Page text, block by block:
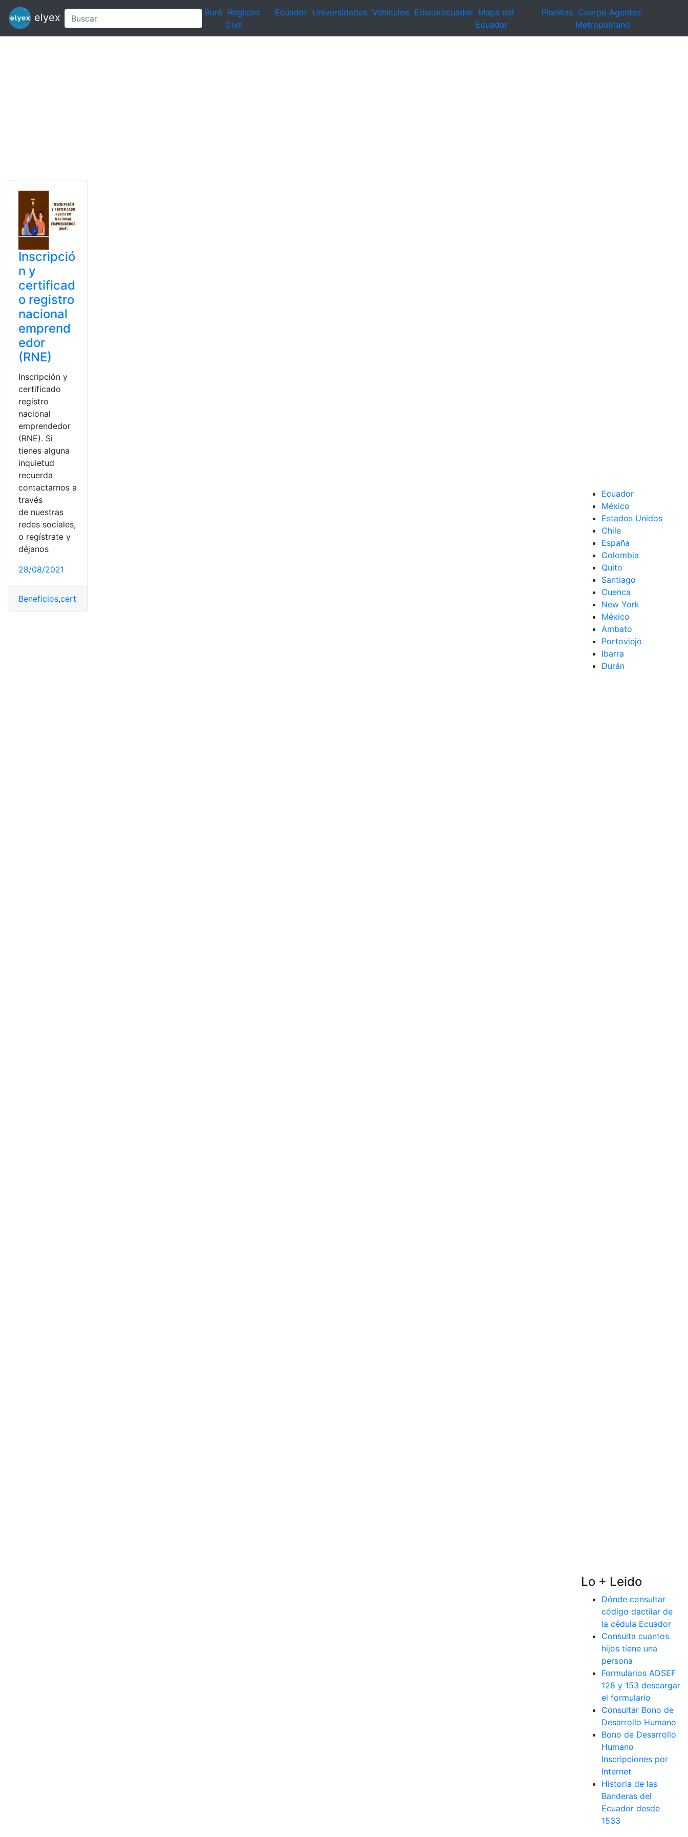
elyex Buró Registro
Civil
Ecuador Universidades Vehículos Educarecuador Mapa del
Ecuador
Planillas Cuerpo Agentes
Metropolitano
Inscripció
n y
certificad
o registro
nacional
emprend
edor
(RNE)
Inscripción y
certificado
registro
nacional
emprendedor
(RNE). Si
tienes alguna
inquietud
recuerda
contactarnos a
través
de nuestras
redes sociales,
o regístrate y
déjanos
28/08/2021
Beneficios,certificado
Ecuador
México
Estados Unidos
Chile
España
Colombia
Quito
Santiago
Cuenca
New York
México
Ambato
Portoviejo
Ibarra
Durán
Lo + Leido
Dónde consultar
código dactilar de
la cédula Ecuador
Consulta cuantos
hijos tiene una
persona
Formularios ADSEF
128 y 153 descargar
el formulario
Consultar Bono de
Desarrollo Humano
Bono de Desarrollo
Humano
Inscripciones por
Internet
Historia de las
Banderas del
Ecuador desde
1533